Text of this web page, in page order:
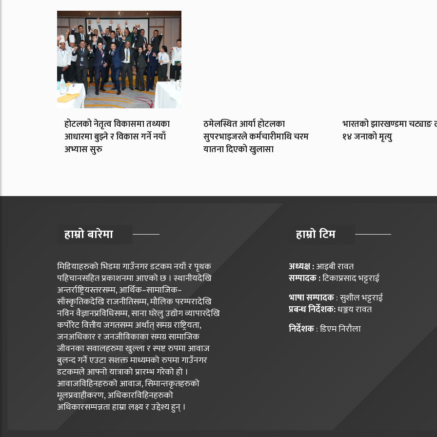
होटलको नेतृत्व विकासमा तथ्यका
आधारमा बुझ्ने र विकास गर्ने नयाँ
अभ्यास सुरु
ठमेलस्थित आर्या होटलका
सुपरभाइजरले कर्मचारीमाथि चरम
यातना दिएको खुलासा
भारतको झारखण्डमा चट्याङ
१४ जनाको मृत्यु
हाम्रो बारेमा
मिडियाहरुको भिडमा गाउँनगर डटकम नयाँ र पृथक
पहिचानसहित प्रकाशनमा आएको छ । स्थानीयदेखि
अन्तर्राष्ट्रियस्तरसम्म, आर्थिक–सामाजिक–
साँस्कृतिकदेखि राजनीतिसम्म, मौलिक परम्परादेखि
नविन वैज्ञानप्रविधिसम्म, साना घरेलु उद्योग व्यापारदेखि
कर्पोरेट वित्तीय जगतसम्म अर्थात् समग्र राष्ट्रियता,
जनअधिकार र जनजीविकाका समग्र सामाजिक
जीवनका सवालहरुमा खुल्ला र स्पष्ट रुपमा आवाज
बुलन्द गर्ने एउटा सशक्त माध्यमको रुपमा गाउँनगर
डटकमले आफ्नो यात्राको प्रारम्भ गरेको हो ।
आवाजविहिनहरुको आवाज, सिमान्तकृतहरुको
मूलप्रवाहीकरण, अधिकारविहिनहरुको
अधिकारसम्पन्नता हाम्रा लक्ष्य र उद्देश्य हुन् ।
हाम्राे टिम
अध्यक्ष :आइबी रावत
सम्पादक :टिकाप्रसाद भट्टराई
भाषा सम्पादक: सुशील भट्टराई
प्रबन्ध निर्देशक:धञ्जय रावत
निर्देशक: डिएम निराैला